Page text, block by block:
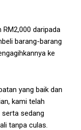
RM2,000 daripada
barang-barang
ke
yang baik dan
kami telah
serta sedang
tanpa culas.